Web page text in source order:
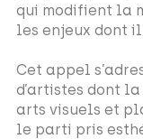
qui modifient la
les enjeux dont
Cet appel
d’artistes dont
arts visuels et
le parti pris